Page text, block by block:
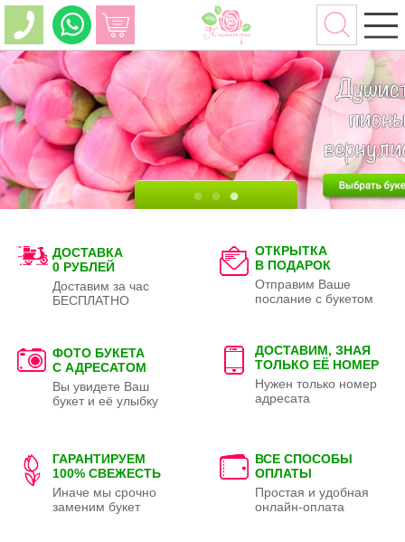
ДОСТАВКА
0 РУБЛЕЙ
Доставим за час
БЕСПЛАТНО
ОТКРЫТКА
В ПОДАРОК
Отправим Ваше
послание с букетом
ФОТО БУКЕТА
С АДРЕСАТОМ
Вы увидете Ваш
букет и её улыбку
ДОСТАВИМ, ЗНАЯ
ТОЛЬКО ЕЁ НОМЕР
Нужен только номер
адресата
ГАРАНТИРУЕМ
100% СВЕЖЕСТЬ
Иначе мы срочно
заменим букет
ВСЕ СПОСОБЫ
ОПЛАТЫ
Простая и удобная
онлайн-оплата